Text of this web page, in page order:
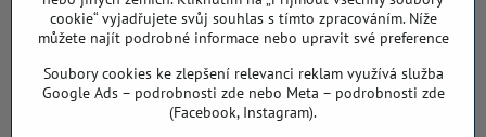
608 855 055
podlahyALFA​@seznam​.cz
cookie“ vyjadřujete svůj souhlas s tímto zpracováním. Níže
můžete najít podrobné informace nebo upravit své preference
Soubory cookies ke zlepšení relevanci reklam využívá služba
Google Ads – podrobnosti zde nebo Meta – podrobnosti zde
(Facebook, Instagram).